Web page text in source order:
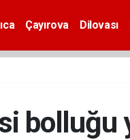
Çayırova Dilovası
bolluğu